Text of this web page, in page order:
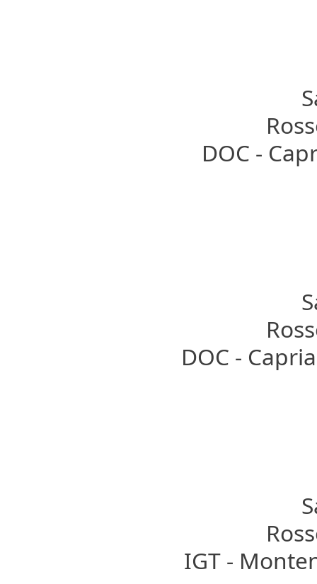
DOC -
DOC -
IGT -